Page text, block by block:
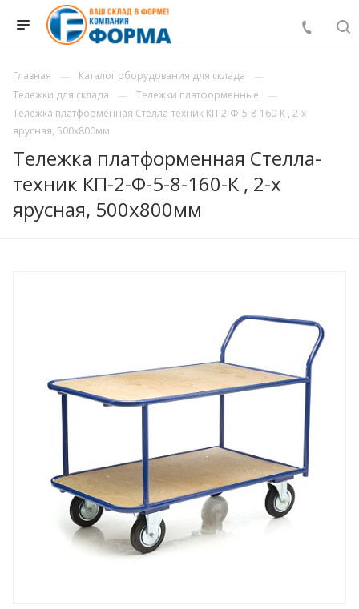
Главная
Каталог оборудования для склада
Тележки для склада
Тележки платформенные
Тележка платформенная Стелла-техник КП-2-Ф-5-8-160-К , 2-х
ярусная, 500х800мм
Тележка платформенная Стелла-
техник КП-2-Ф-5-8-160-К , 2-х
ярусная, 500х800мм